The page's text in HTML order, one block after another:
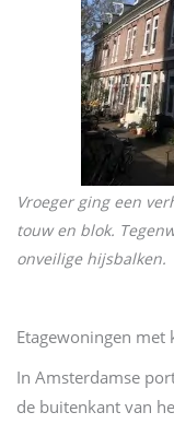
Vroeger ging een
touw en blok.
onveilige hijsbalken.
Etagewoningen met
In Amsterdamse
de buitenkant van